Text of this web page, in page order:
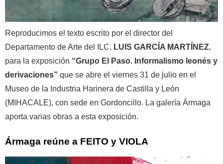
Reproducimos el texto escrito por el director del
Departamento de Arte del ILC, LUIS GARCÍA MARTÍNEZ,
para la exposición “Grupo El Paso. Informalismo leonés y
derivaciones” que se abre el viernes 31 de julio en el
Museo de la Industria Harinera de Castilla y León
(MIHACALE), con sede en Gordoncillo. La galería Ármaga
aporta varias obras a esta exposición.
Ármaga reúne a FEITO y VIOLA